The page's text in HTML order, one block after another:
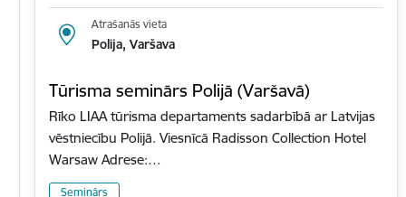
Atrašanās vieta
Polija, Varšava
Tūrisma seminārs Polijā (Varšavā)
Rīko LIAA tūrisma departaments sadarbībā ar Latvijas
vēstniecību Polijā. Viesnīcā Radisson Collection Hotel
Warsaw Adrese:…
Seminārs